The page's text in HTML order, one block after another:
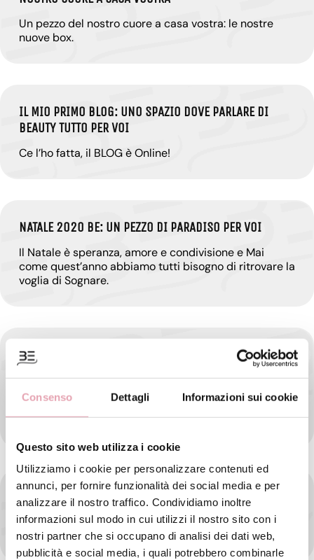
Consenso Dettagli Informazioni sui cookie
Questo sito web utilizza i cookie
Utilizziamo i cookie per personalizzare contenuti ed
annunci, per fornire funzionalità dei social media e per
analizzare il nostro traffico. Condividiamo inoltre
informazioni sul modo in cui utilizzi il nostro sito con i
nostri partner che si occupano di analisi dei dati web,
pubblicità e social media, i quali potrebbero combinarle
Un pezzo del nostro cuore a casa vostra: le nostre
nuove box.
IL MIO PRIMO BLOG: UNO SPAZIO DOVE PARLARE DI
BEAUTY TUTTO PER VOI
Ce l’ho fatta, il BLOG è Online!
NATALE 2020 BE: UN PEZZO DI PARADISO PER VOI
Il Natale è speranza, amore e condivisione e Mai
come quest’anno abbiamo tutti bisogno di ritrovare la
voglia di Sognare.
8 DICEMBRE: GIORNO DI TRADIZIONI
L’8 Dicembre è l’ultima festa prima delle vacanze di
Natale ed è una ricorrenza molto importante per
tante famiglie che considerano ancora questa
tradizione per fare l’albero.
NATALE CON BE: REGALA BENESSERE E RICARICATI!
Avete già pensato cosa donare alle vostre amiche,
mamme, figlie… per questo Natale?